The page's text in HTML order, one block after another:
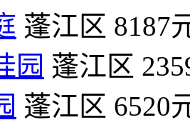
蓬江区 8187
园 蓬江区
蓬江区 6520